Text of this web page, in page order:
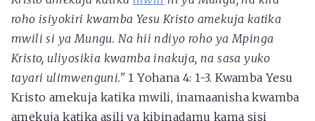
roho isiyokiri kwamba Yesu Kristo amekuja katika
mwili si ya Mungu. Na hii ndiyo roho ya Mpinga
Kristo, uliyosikia kwamba inakuja, na sasa yuko
tayari ulimwenguni." 1 Yohana 4: 1-3. Kwamba Yesu
Kristo amekuja katika mwili, inamaanisha kwamba
amekuja katika asili ya kibinadamu kama sisi